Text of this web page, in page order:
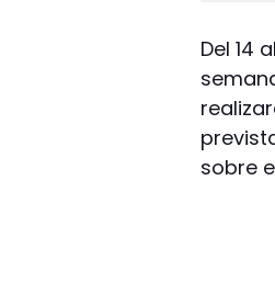
Del 14
sobre